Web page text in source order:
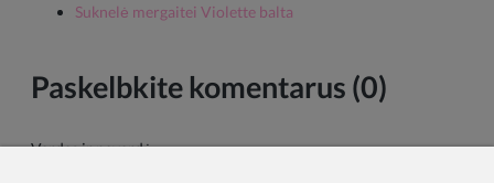
Suknelė mergaitei Violette balta
Paskelbkite komentarus (0)
Vardas ir pavardė: